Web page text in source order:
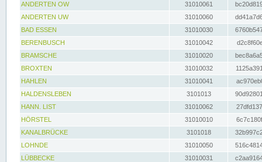
ANDERTEN OW
31010061
ANDERTEN UW
31010060
BAD ESSEN
31010030
BERENBUSCH
31010042
BRAMSCHE
31010020
BROXTEN
31010032
HAHLEN
31010041
HALDENSLEBEN
3101013
HANN. LIST
31010062
HÖRSTEL
31010010
KANALBRÜCKE
3101018
LOHNDE
31010050
LÜBBECKE
31010031